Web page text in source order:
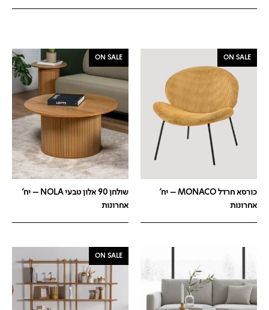
ON SALE
כורסא חרדל MONACO – יח'
אחרונות
ON SALE
שולחן 90 אלון טבעי NOLA – יח'
אחרונות
ON SALE